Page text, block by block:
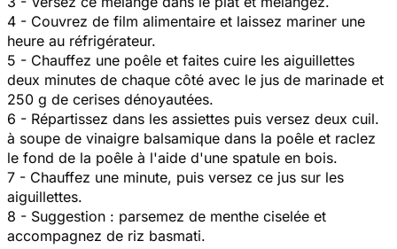
4 - Couvrez de film alimentaire et laissez mariner une
heure au réfrigérateur.
5 - Chauffez une poêle et faites cuire les aiguillettes
deux minutes de chaque côté avec le jus de marinade et
250 g de cerises dénoyautées.
6 - Répartissez dans les assiettes puis versez deux cuil.
à soupe de vinaigre balsamique dans la poêle et raclez
le fond de la poêle à l'aide d'une spatule en bois.
7 - Chauffez une minute, puis versez ce jus sur les
aiguillettes.
8 - Suggestion : parsemez de menthe ciselée et
accompagnez de riz basmati.